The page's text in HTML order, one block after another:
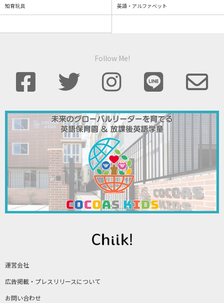
運営会社
広告掲載・プレスリリースについて
お問い合わせ
知育玩具 英語・アルファベット
Follow Me!